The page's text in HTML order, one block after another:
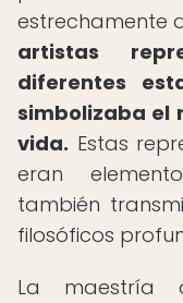
estrechamente
artistas
diferentes
simbolizaba el
vida. Estas
eran
también
filosóficos
La maestría